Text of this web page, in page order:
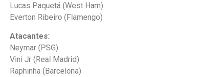
Lucas Paquetá (West Ham)
Everton Ribeiro (Flamengo)
Atacantes:
Neymar (PSG)
Vini Jr (Real Madrid)
Raphinha (Barcelona)